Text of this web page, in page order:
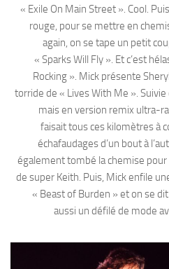
« Exile On Main Street ». Cool.
rouge, pour se mettre en
again, on se tape un petit
« Sparks Will Fly ». Et c’est
Rocking ». Mick présente
torride de « Lives With Me ». Suivie
mais en version remix ultra-
faisait tous ces kilomètres à
échafaudages d’un bout à
également tombé la chemise pour
de super Keith. Puis, Mick enfile
« Beast of Burden » et on se
aussi un défilé de mode